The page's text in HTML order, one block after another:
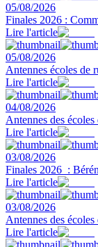
05/08/2026
Finales 2026 :
Lire l'article
05/08/2026
Antennes écoles de
Lire l'article
04/08/2026
Antennes des
Lire l'article
03/08/2026
Finales 2026 :
Lire l'article
03/08/2026
Antennes des
Lire l'article